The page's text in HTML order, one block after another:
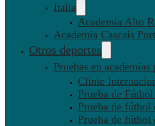
Italia
Academia Alto
Academia Cascais
Otros deportes
Pruebas en
Clinic
Prueba de
Prueba de
Prueba de fútbol